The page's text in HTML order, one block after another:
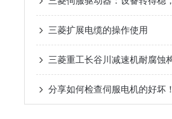
三菱扩展电缆的操作使用
分享如何检查伺服电机的好坏！